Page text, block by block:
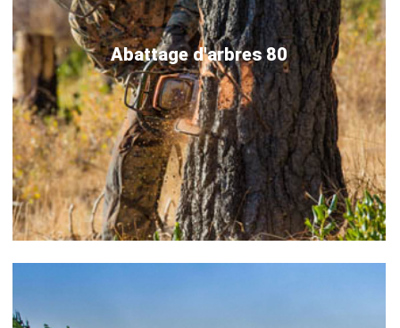
Abattage d'arbres 80